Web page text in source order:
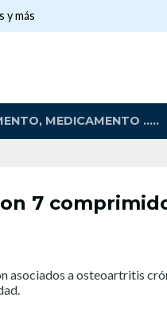
MEDICAMENTO .....
y más
7
asociados a osteoartritis